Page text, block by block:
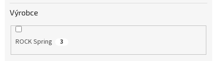
Výrobce
ROCK Spring 3